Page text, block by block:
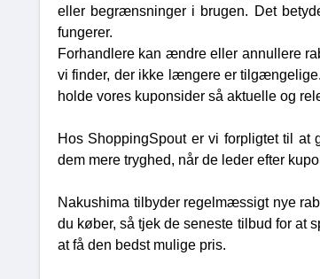
eller begrænsninger i brugen. Det
fungerer.
Forhandlere kan ændre eller annullere
vi finder, der ikke længere er
holde vores kuponsider så aktuelle og
Hos ShoppingSpout er vi forpligtet til
dem mere tryghed, når de leder efter
Nakushima tilbyder regelmæssigt nye
du køber, så tjek de seneste tilbud for at
at få den bedst mulige pris.